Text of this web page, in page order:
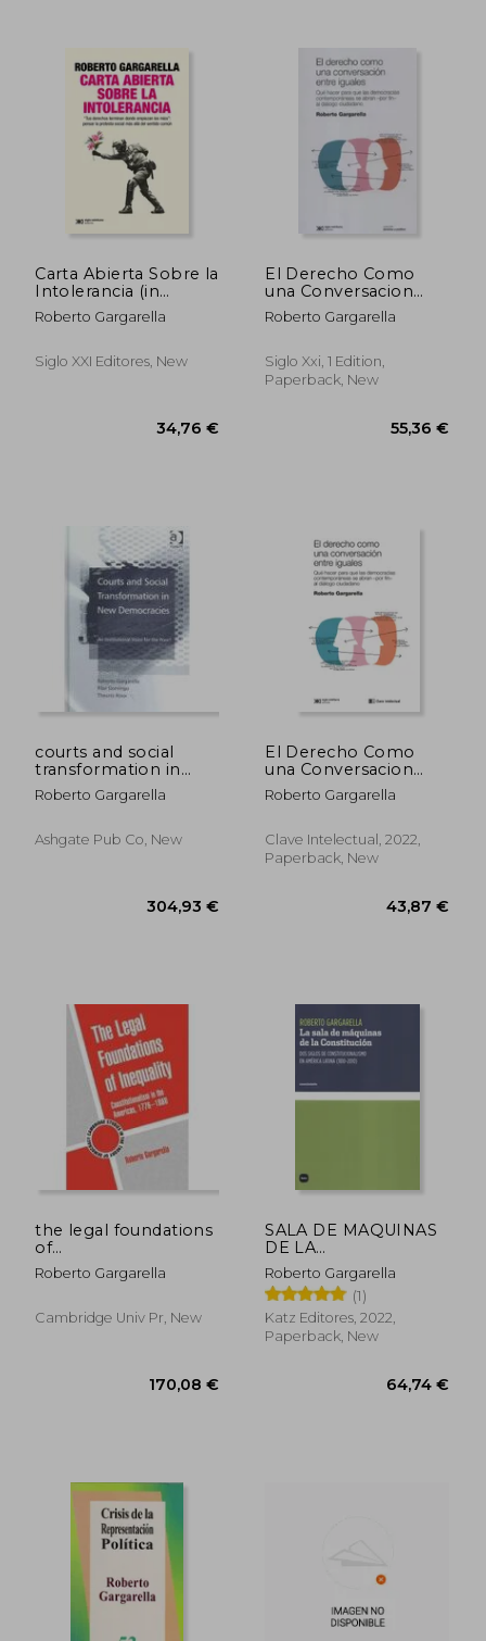
35,78 €
Carta Abierta Sobre la
Intolerancia (in
Spanish)
Roberto Gargarella
Siglo XXI Editores, New
34,76 €
El Derecho Como
una Conversacion
Entre Iguales (in
Spanish)
Roberto Gargarella
Siglo Xxi, 1 Edition,
Paperback, New
courts and social
transformation in
new democracies,an
institutional voice for
Roberto Gargarella
Ashgate Pub Co, New
El Derecho Como
una Conversacion
Entre Iguales: Qué
Hacer Para que las
Abran -Por Fin-Al Diál
(Claves de Siglo Xxi)
Roberto Gargarella
Clave Intelectual, 2022,
Paperback, New
the legal foundations
of
inequality,constitutionalism
in the americas, 1776-
Roberto Gargarella
Cambridge Univ Pr, New
SALA DE MAQUINAS
DE LA
CONSTITUCION. DOS
SILOS DE
CONSTITUCIONALISMO
EN AMERICA LATINA
(1810-2010), LA (in
Roberto Gargarella
(1)
Katz Editores, 2022,
Paperback, New